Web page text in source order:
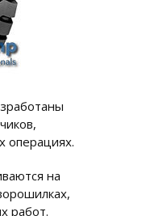
операциях.
на
работ.